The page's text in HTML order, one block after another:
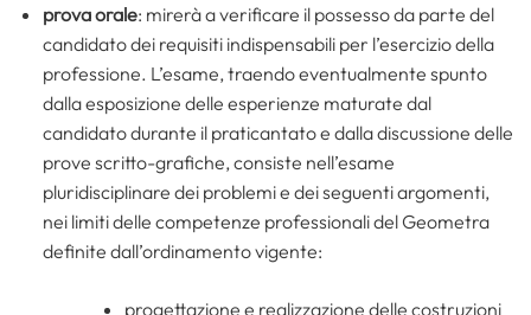
prova orale: mirerà a verificare il possesso da parte del
candidato dei requisiti indispensabili per l’esercizio della
professione. L’esame, traendo eventualmente spunto
dalla esposizione delle esperienze maturate dal
candidato durante il praticantato e dalla discussione delle
prove scritto-grafiche, consiste nell’esame
pluridisciplinare dei problemi e dei seguenti argomenti,
nei limiti delle competenze professionali del Geometra
definite dall’ordinamento vigente:
progettazione e realizzazione delle costruzioni